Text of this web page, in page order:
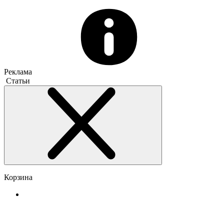
Реклама
Статьи
Корзина